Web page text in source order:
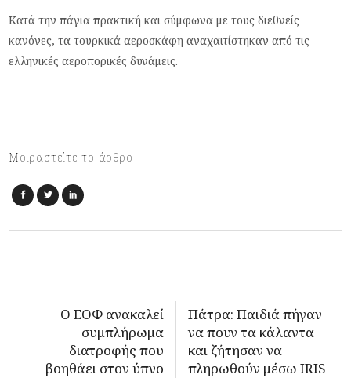
Κατά την πάγια πρακτική και σύμφωνα με τους διεθνείς
κανόνες, τα τουρκικά αεροσκάφη αναχαιτίστηκαν από τις
ελληνικές αεροπορικές δυνάμεις.
Μοιραστείτε το άρθρο
Ο ΕΟΦ ανακαλεί
συμπλήρωμα
διατροφής που
βοηθάει στον ύπνο
Πάτρα: Παιδιά πήγαν
να πουν τα κάλαντα
και ζήτησαν να
πληρωθούν μέσω IRIS